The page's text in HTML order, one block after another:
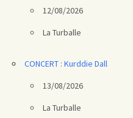
12/08/2026
La Turballe
CONCERT : Kurddie Dall
13/08/2026
La Turballe